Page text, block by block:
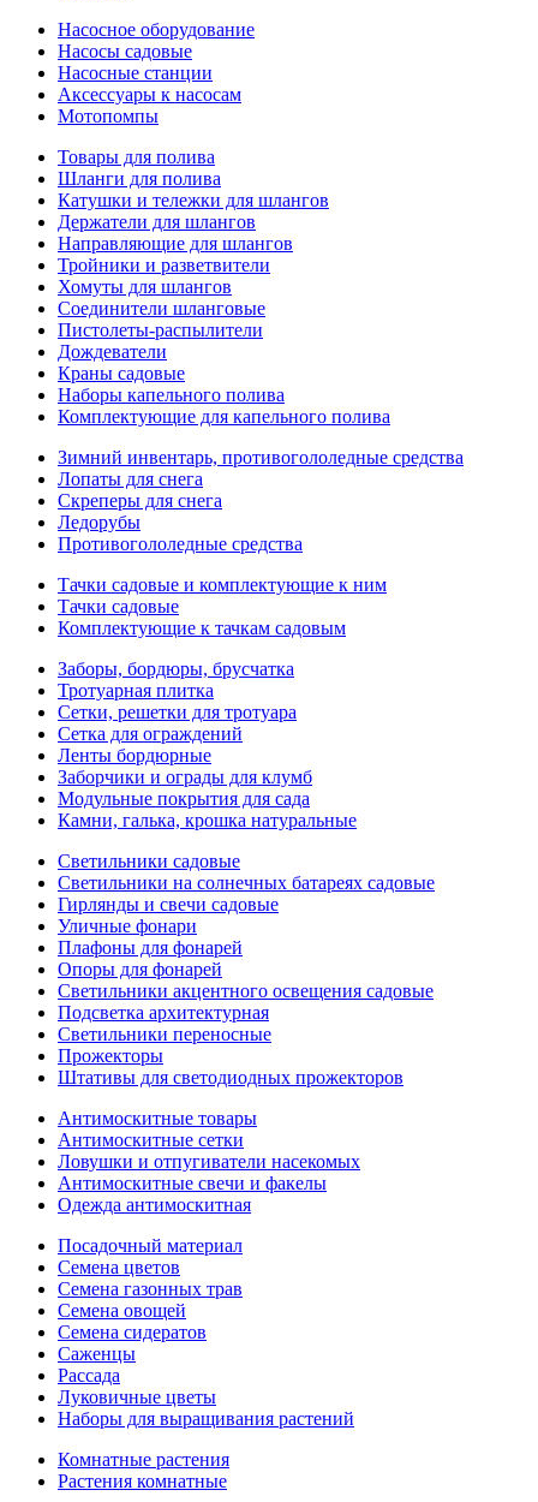
Насосное оборудование
Насосы садовые
Насосные станции
Аксессуары к насосам
Мотопомпы
Товары для полива
Шланги для полива
Катушки и тележки для шлангов
Держатели для шлангов
Направляющие для шлангов
Тройники и разветвители
Хомуты для шлангов
Соединители шланговые
Пистолеты-распылители
Дождеватели
Краны садовые
Наборы капельного полива
Комплектующие для капельного полива
Зимний инвентарь, противогололедные средства
Лопаты для снега
Скреперы для снега
Ледорубы
Противогололедные средства
Тачки садовые и комплектующие к ним
Тачки садовые
Комплектующие к тачкам садовым
Заборы, бордюры, брусчатка
Тротуарная плитка
Сетки, решетки для тротуара
Сетка для ограждений
Ленты бордюрные
Заборчики и ограды для клумб
Модульные покрытия для сада
Камни, галька, крошка натуральные
Светильники садовые
Светильники на солнечных батареях садовые
Гирлянды и свечи садовые
Уличные фонари
Плафоны для фонарей
Опоры для фонарей
Светильники акцентного освещения садовые
Подсветка архитектурная
Светильники переносные
Прожекторы
Штативы для светодиодных прожекторов
Антимоскитные товары
Антимоскитные сетки
Ловушки и отпугиватели насекомых
Антимоскитные свечи и факелы
Одежда антимоскитная
Посадочный материал
Семена цветов
Семена газонных трав
Семена овощей
Семена сидератов
Саженцы
Рассада
Луковичные цветы
Наборы для выращивания растений
Комнатные растения
Растения комнатные